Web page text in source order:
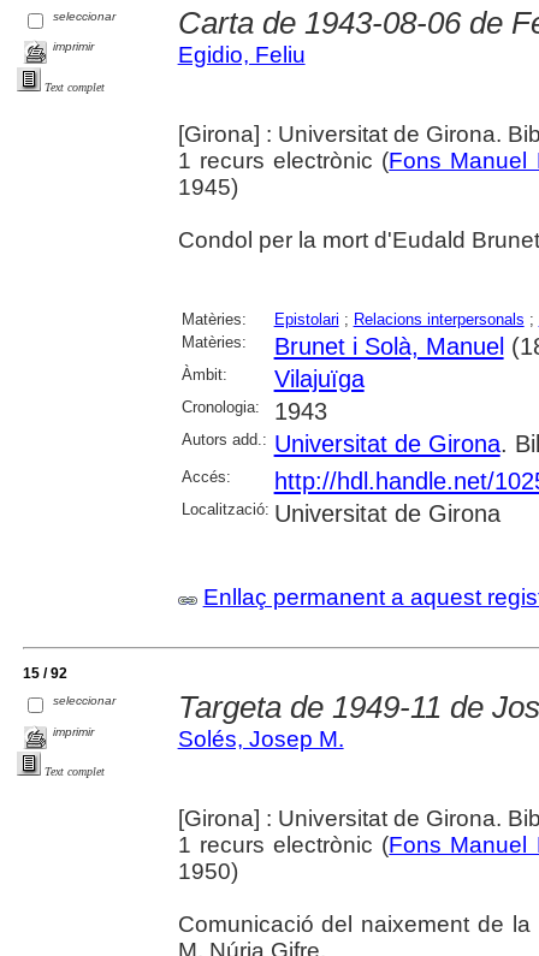
seleccionar
imprimir
Text complet
Carta de 1943-08-06 de
Egidio, Feliu
[Girona] : Universitat de Girona.
1 recurs electrònic (Fons Manuel
1945)
Condol per la mort d'Eudald
Matèries: Epistolari ; Relacions interpersonals ;
Matèries:
Brunet i Solà, Manuel
Àmbit: Vilajuïga
Cronologia: 1943
Autors add.: Universitat de Girona.
Accés: http://hdl.handle.net/
Localització: Universitat de Girona
Enllaç permanent a aquest
15 / 92
seleccionar
imprimir
Text complet
Targeta de 1949-11 de
Solés, Josep M.
[Girona] : Universitat de Girona.
1 recurs electrònic (Fons Manuel
1950)
Comunicació del naixement de
M. Núria Gifre.